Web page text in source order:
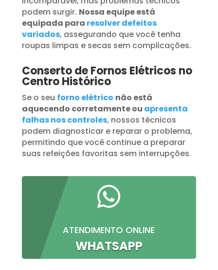
podem surgir. Nossa equipe está
equipada para resolver defeitos
variados, assegurando que você tenha
roupas limpas e secas sem complicações.
Conserto de Fornos Elétricos no
Centro Histórico
Se o seu forno elétrico não está
aquecendo corretamente ou apresenta
falhas nos controles, nossos técnicos
podem diagnosticar e reparar o problema,
permitindo que você continue a preparar
suas refeições favoritas sem interrupções.

ATENDIMENTO ONLINE
WHATSAPP